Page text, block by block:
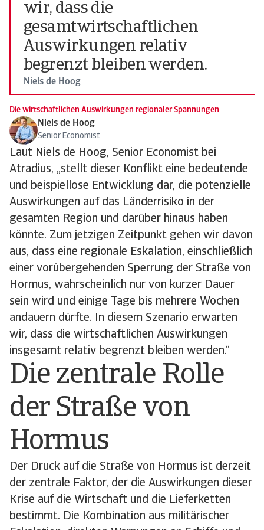
wir, dass die
gesamtwirtschaftlichen
Auswirkungen relativ
begrenzt bleiben werden.
Niels de Hoog
Die wirtschaftlichen Auswirkungen regionaler Spannungen
Niels de Hoog
Senior Economist
Laut Niels de Hoog, Senior Economist bei
Atradius, „stellt dieser Konflikt eine bedeutende
und beispiellose Entwicklung dar, die potenzielle
Auswirkungen auf das Länderrisiko in der
gesamten Region und darüber hinaus haben
könnte. Zum jetzigen Zeitpunkt gehen wir davon
aus, dass eine regionale Eskalation, einschließlich
einer vorübergehenden Sperrung der Straße von
Hormus, wahrscheinlich nur von kurzer Dauer
sein wird und einige Tage bis mehrere Wochen
andauern dürfte. In diesem Szenario erwarten
wir, dass die wirtschaftlichen Auswirkungen
insgesamt relativ begrenzt bleiben werden.“
Die zentrale Rolle
der Straße von
Hormus
Der Druck auf die Straße von Hormus ist derzeit
der zentrale Faktor, der die Auswirkungen dieser
Krise auf die Wirtschaft und die Lieferketten
bestimmt. Die Kombination aus militärischer